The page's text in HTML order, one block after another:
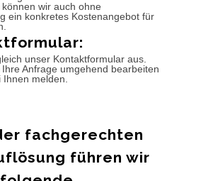
wir auch ohne
ein konkretes Kostenangebot für
unser Kontaktformular aus.
Anfrage umgehend bearbeiten
melden.
fachgerechten
führen wir